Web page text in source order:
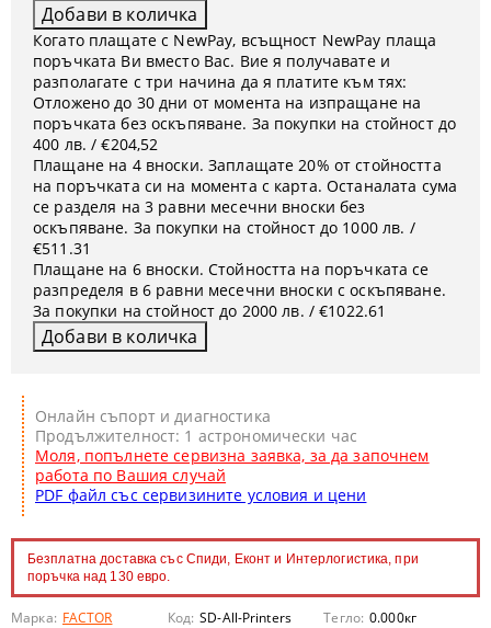
Онлайн съпорт и диагностика
Продължителност: 1 астрономически час
Моля, попълнете сервизна заявка, за да започнем
работа по Вашия случай
PDF файл със сервизините условия и цени
Безплатна доставка със Спиди, Еконт и Интерлогистика, при
поръчка над 130 евро.
Марка: FACTOR Код: SD-All-Printers Тегло: 0.000кг
Когато плащате с NewPay, всъщност NewPay плаща
поръчката Ви вместо Вас. Вие я получавате и
разполагате с три начина да я платите към тях:
Отложено до 30 дни от момента на изпращане на
поръчката без оскъпяване. За покупки на стойност до
400 лв. / €204,52
Плащане на 4 вноски. Заплащате 20% от стойността
на поръчката си на момента с карта. Останалата сума
се разделя на 3 равни месечни вноски без
оскъпяване. За покупки на стойност до 1000 лв. /
€511.31
Плащане на 6 вноски. Стойността на поръчката се
разпределя в 6 равни месечни вноски с оскъпяване.
За покупки на стойност до 2000 лв. / €1022.61